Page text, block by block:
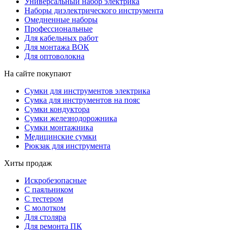
Наборы диэлектрического инструмента
Омедненные наборы
Профессиональные
Для кабельных работ
Для монтажа ВОК
Для оптоволокна
На сайте покупают
Сумки для инструментов электрика
Сумка для инструментов на пояс
Сумки кондуктора
Сумки железнодорожника
Сумки монтажника
Медицинские сумки
Рюкзак для инструмента
Хиты продаж
Искробезопасные
С паяльником
С тестером
С молотком
Для столяра
Для ремонта ПК